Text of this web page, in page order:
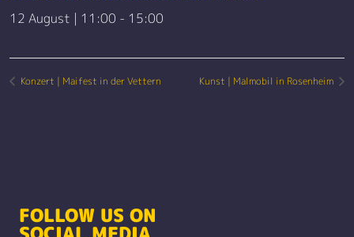
12 August | 11:00 - 15:00
Konzert | Maifest in der Vettern Kunst | Malmobil in Rosenheim
FOLLOW US ON